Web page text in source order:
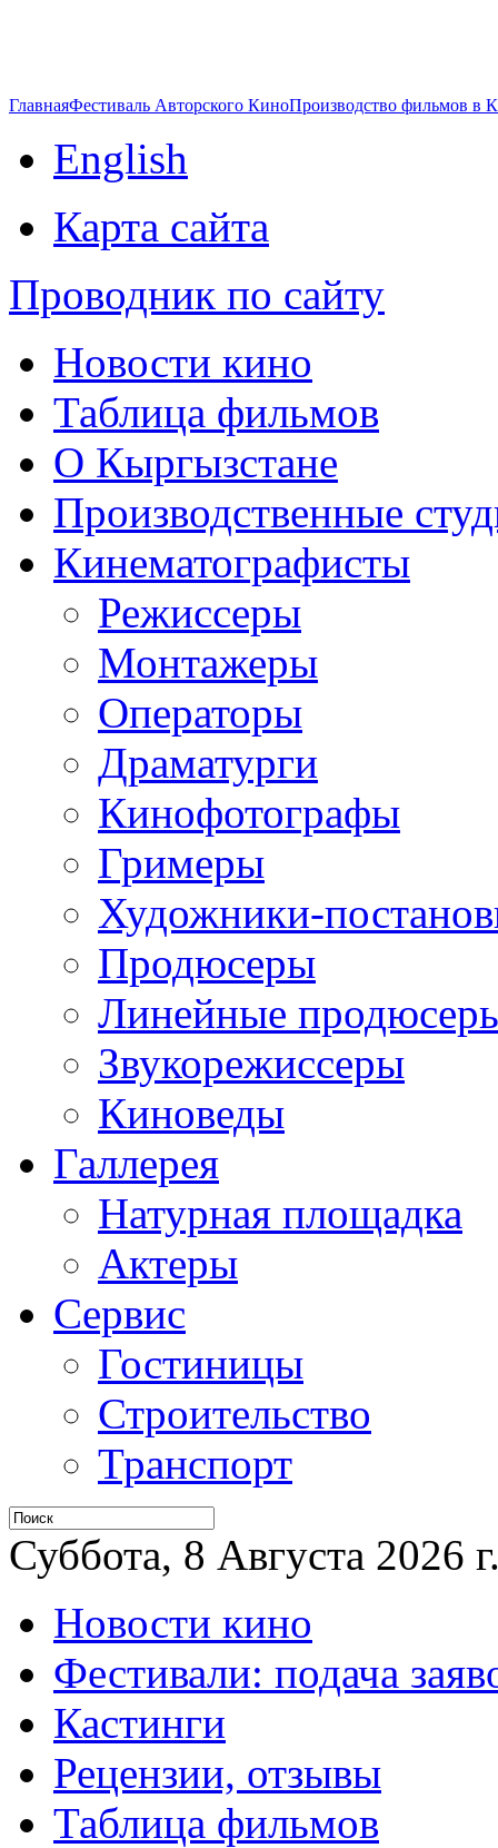
ГлавнаяФестиваль Авторского КиноПроизводство фильмов в
English
Карта сайта
Проводник по сайту
Новости кино
Таблица фильмов
О Кыргызстане
Производственные
Кинематографисты
Режиссеры
Монтажеры
Операторы
Драматурги
Кинофотографы
Гримеры
Художники-
Продюсеры
Линейные
Звукорежиссеры
Киноведы
Галлерея
Натурная площадка
Актеры
Сервис
Гостиницы
Строительство
Транспорт
Суббота, 8 Августа 2026
Новости кино
Фестивали: подача
Кастинги
Рецензии, отзывы
Таблица фильмов